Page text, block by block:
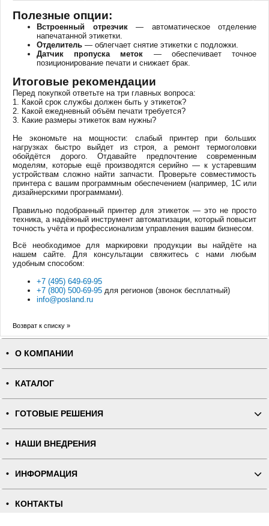
Полезные опции:
Встроенный отрезчик— автоматическое отделение
напечатанной этикетки.
Отделитель — облегчает снятие этикетки с подложки.
Датчик пропуска меток — обеспечивает точное
позиционирование печати и снижает брак.
Итоговые рекомендации
Перед покупкой ответьте на три главных вопроса:
1. Какой срок службы должен быть у этикеток?
2. Какой ежедневный объём печати требуется?
3. Какие размеры этикеток вам нужны?
Не экономьте на мощности: слабый принтер при больших
нагрузках быстро выйдет из строя, а ремонт термоголовки
обойдётся дорого. Отдавайте предпочтение современным
моделям, которые ещё производятся серийно — к устаревшим
устройствам сложно найти запчасти. Проверьте совместимость
принтера с вашим программным обеспечением (например, 1С или
дизайнерскими программами).
Правильно подобранный принтер для этикеток — это не просто
техника, а надёжный инструмент автоматизации, который повысит
точность учёта и профессионализм управления вашим бизнесом.
Всё необходимое для маркировки продукции вы найдёте на
нашем сайте. Для консультации свяжитесь с нами любым
удобным способом:
+7 (495) 649-69-95
+7 (800) 500-69-95 для регионов (звонок бесплатный)
info@posland.ru
Возврат к списку »
О КОМПАНИИ
КАТАЛОГ
ГОТОВЫЕ РЕШЕНИЯ
НАШИ ВНЕДРЕНИЯ
ИНФОРМАЦИЯ
КОНТАКТЫ